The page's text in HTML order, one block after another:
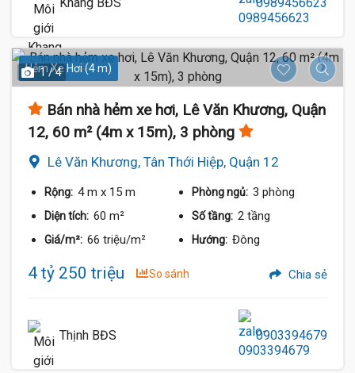
Hẻm Xe Hơi (4 m)
1 / 4
Bán nhà hẻm xe hơi, Lê Văn Khương, Quận
12, 60 m² (4m x 15m), 3 phòng
Lê Văn Khương, Tân Thới Hiệp, Quận 12
Rộng: 4 m x 15 m Phòng ngủ: 3 phòng
Diện tích: 60 m² Số tầng: 2 tầng
Giá/m²: 66 triệu/m² Hướng: Đông
4 tỷ 250 triệu So sánh Chia sẻ
Thịnh BĐS 0903394679